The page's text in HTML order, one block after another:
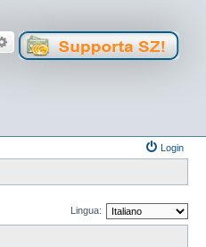
Ricerca avanzata
Login
Lingua: